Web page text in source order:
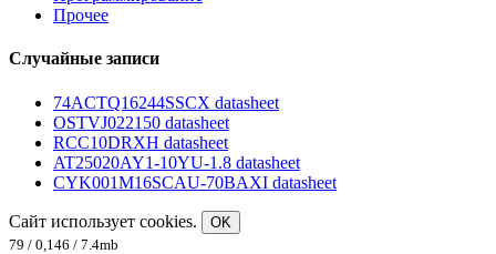
Прочее
Случайные записи
74ACTQ16244SSCX datasheet
OSTVJ022150 datasheet
RCC10DRXH datasheet
AT25020AY1-10YU-1.8 datasheet
CYK001M16SCAU-70BAXI datasheet
Сайт использует cookies.
OK
79 / 0,146 / 7.4mb